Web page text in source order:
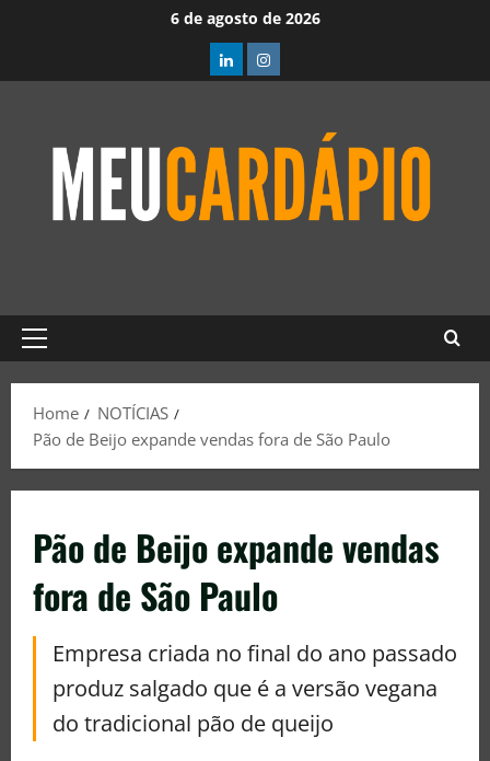
6 de agosto de 2026
Home
NOTÍCIAS
Pão de Beijo expande vendas fora de São Paulo
Pão de Beijo expande vendas
fora de São Paulo
Empresa criada no final do ano passado
produz salgado que é a versão vegana
do tradicional pão de queijo